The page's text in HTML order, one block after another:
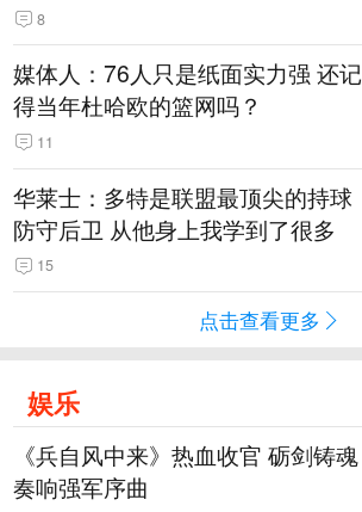
8
媒体人：76人只是纸面实力强 还记
得当年杜哈欧的篮网吗？
11
华莱士：多特是联盟最顶尖的持球
防守后卫 从他身上我学到了很多
15
点击查看更多
娱乐
《兵自风中来》热血收官 砺剑铸魂
奏响强军序曲